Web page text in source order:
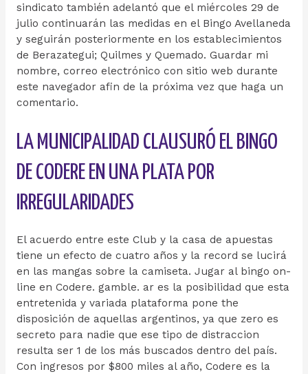
sindicato también adelantó que el miércoles 29 de
julio continuarán las medidas en el Bingo Avellaneda
y seguirán posteriormente en los establecimientos
de Berazategui; Quilmes y Quemado. Guardar mi
nombre, correo electrónico con sitio web durante
este navegador afin de la próxima vez que haga un
comentario.
LA MUNICIPALIDAD CLAUSURÓ EL BINGO
DE CODERE EN UNA PLATA POR
IRREGULARIDADES
El acuerdo entre este Club y la casa de apuestas
tiene un efecto de cuatro años y la record se lucirá
en las mangas sobre la camiseta. Jugar al bingo on-
line en Codere. gamble. ar es la posibilidad que esta
entretenida y variada plataforma pone the
disposición de aquellas argentinos, ya que zero es
secreto para nadie que ese tipo de distraccion
resulta ser 1 de los más buscados dentro del país.
Con ingresos por $800 miles al año, Codere es la